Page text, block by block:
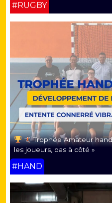
#RUGBY
Trophée Amateur
les joueurs, pas à côté »
#HAND